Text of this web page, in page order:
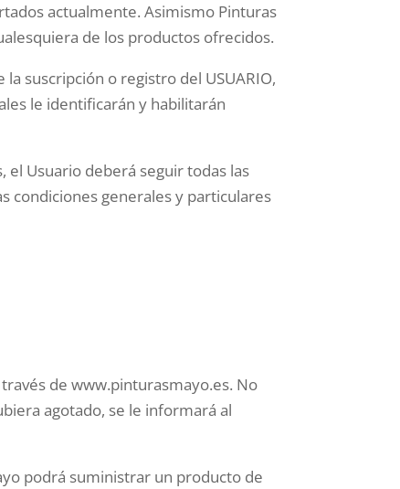
actualmente. Asimismo Pinturas
de los productos ofrecidos.
suscripción o registro del USUARIO,
le identificarán y habilitarán
el Usuario deberá seguir todas las
condiciones generales y particulares
de www.pinturasmayo.es. No
agotado, se le informará al
podrá suministrar un producto de